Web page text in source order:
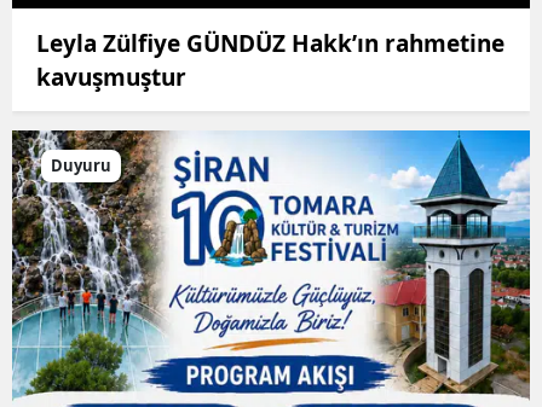
Leyla Zülfiye GÜNDÜZ Hakk’ın rahmetine
kavuşmuştur
Duyuru